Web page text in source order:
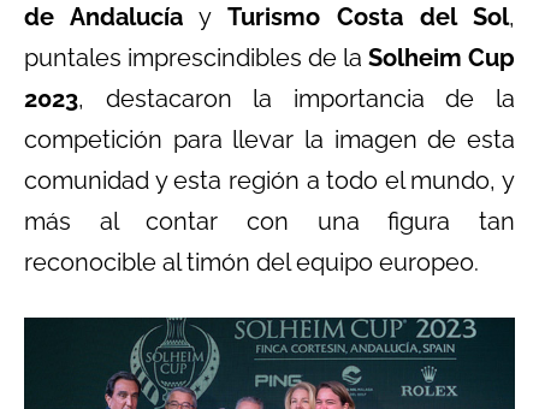
de Andalucía y Turismo Costa del Sol,
puntales imprescindibles de la Solheim Cup
2023, destacaron la importancia de la
competición para llevar la imagen de esta
comunidad y esta región a todo el mundo, y
más al contar con una figura tan
reconocible al timón del equipo europeo.